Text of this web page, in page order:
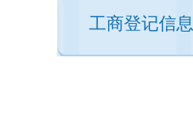
工商登记信息